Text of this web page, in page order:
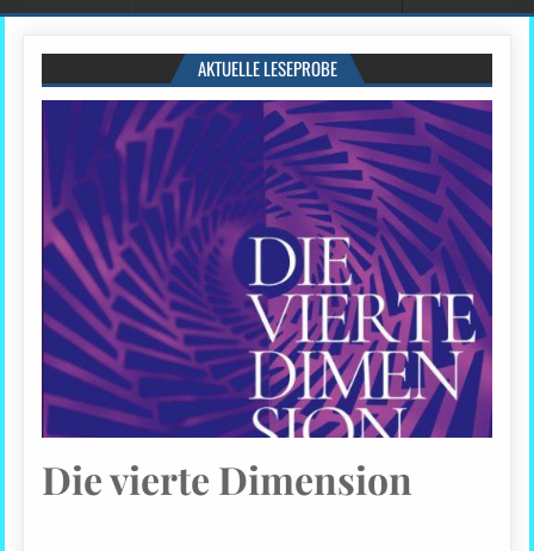
AKTUELLE LESEPROBE
Die vierte Dimension